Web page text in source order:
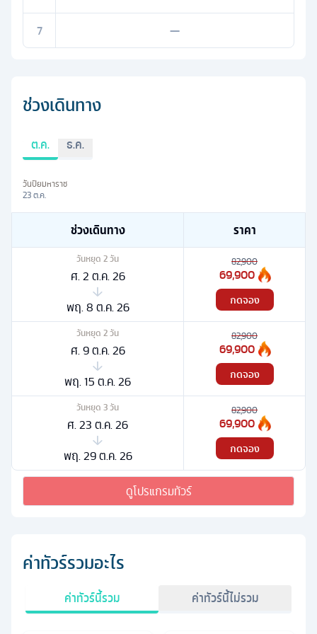
7
—
ช่วงเดินทาง
ต.ค. ธ.ค.
วันปิยมหาราช
23 ต.ค.
ช่วงเดินทาง ราคา
วันหยุด 2วัน
ศ. 2 ต.ค. 26
พฤ. 8 ต.ค. 26
82,900
69,900
กดจอง
วันหยุด 2วัน
ศ. 9 ต.ค. 26
พฤ. 15 ต.ค. 26
82,900
69,900
กดจอง
วันหยุด 3วัน
ศ. 23 ต.ค. 26
พฤ. 29 ต.ค. 26
82,900
69,900
กดจอง
ดูโปรแกรมทัวร์
ค่าทัวร์รวมอะไร
ค่าทัวร์นี้รวม ค่าทัวร์นี้ไม่รวม